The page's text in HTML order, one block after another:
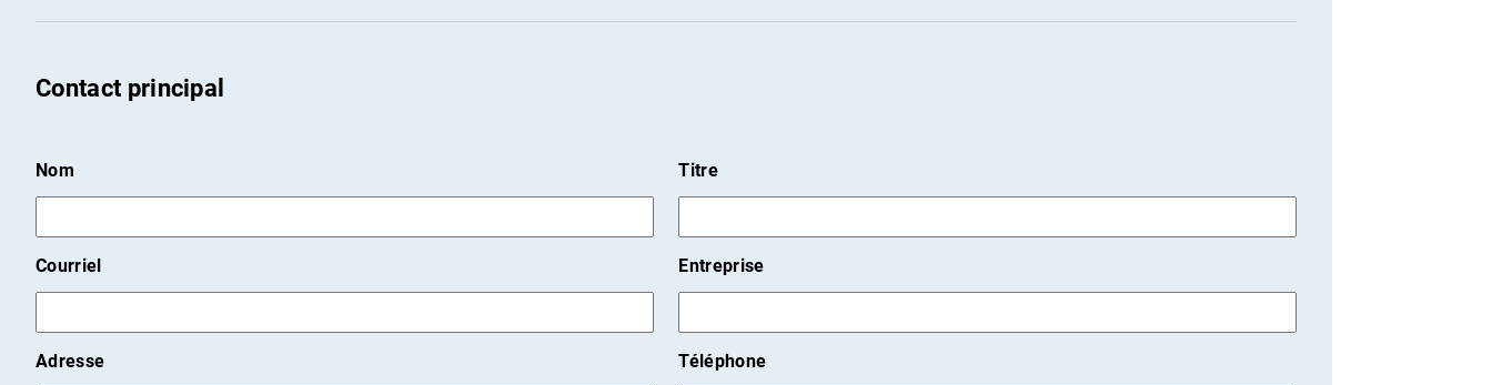
Contact principal
Nom Titre
Courriel Entreprise
Adresse Téléphone